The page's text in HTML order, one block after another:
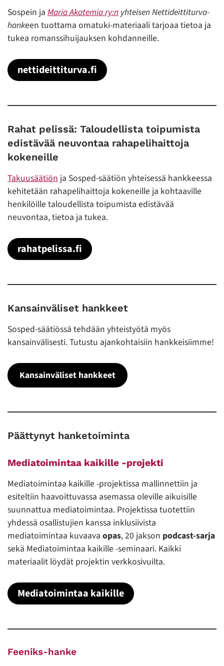
Sospein ja Maria Akatemia ry:n yhteisenNettideittiturva-
hankeen tuottama omatuki-materiaali tarjoaa tietoa ja
tukea romanssihuijauksen kohdanneille.
nettideittiturva.fi
Rahat pelissä: Taloudellista toipumista
edistävää neuvontaa rahapelihaittoja
kokeneille
Takuusäätiön ja Sosped-säätiön yhteisessä hankkeessa
kehitetään rahapelihaittoja kokeneille ja kohtaaville
henkilöille taloudellista toipumista edistävää
neuvontaa, tietoa ja tukea.
rahatpelissa.fi
Kansainväliset hankkeet
Sosped-säätiössä tehdään yhteistyötä myös
kansainvälisesti. Tutustu ajankohtaisiin hankkeisiimme!
Kansainväliset hankkeet
Päättynyt hanketoiminta
Mediatoimintaa kaikille -projekti
Mediatoimintaa kaikille -projektissa mallinnettiin ja
esiteltiin haavoittuvassa asemassa oleville aikuisille
suunnattua mediatoimintaa. Projektissa tuotettiin
yhdessä osallistujien kanssa inklusiivista
mediatoimintaa kuvaava opas, 20 jakson podcast-sarja
sekä Mediatoimintaa kaikille -seminaari. Kaikki
materiaalit löydät projektin verkkosivuilta.
Mediatoimintaa kaikille
Feeniks-hanke